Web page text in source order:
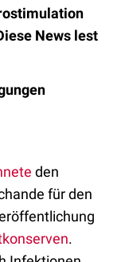
News lest
den
für den
.